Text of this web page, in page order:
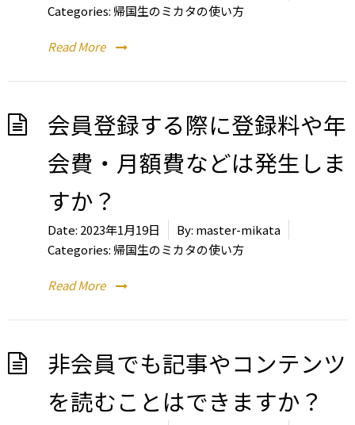
Categories: 帰国生のミカタの使い方
Read More
会員登録する際に登録料や年
会費・月額費などは発生しま
すか？
Date: 2023年1月19日 By: master-mikata
Categories: 帰国生のミカタの使い方
Read More
非会員でも記事やコンテンツ
を読むことはできますか？